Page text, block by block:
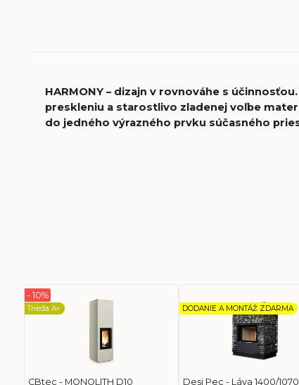
HARMONY – dizajn v rovnováhe s
preskleniu a starostlivo zladenej voľbe
do jedného výrazného prvku súčasného
CBtec - MONOLITH D10
Trieda A+
- 10%
Desi Pec - Láva 1400/
DODANIE A MONTÁŽ ZDARMA